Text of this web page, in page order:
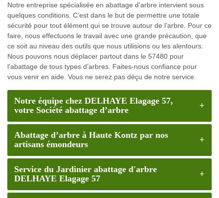
Notre entreprise spécialisée en abattage d’arbre intervient sous
quelques conditions. C’est dans le but de permettre une totale
sécurité pour tout élément qui se trouve autour de l’arbre. Pour ce
faire, nous effectuons le travail avec une grande précaution, que
ce soit au niveau des outils que nous utilisions ou les alentours.
Nous pouvons nous déplacer partout dans le 57480 pour
l’abattage de tous types d’arbres. Faites-nous confiance pour
vous venir en aide. Vous ne serez pas déçu de notre service.
Notre équipe chez DELHAYE Elagage 57,
votre Société abattage d’arbre
Abattage d’arbre à Haute Kontz par nos
artisans émondeurs
Service du Jardinier abattage d'arbre
DELHAYE Elagage 57